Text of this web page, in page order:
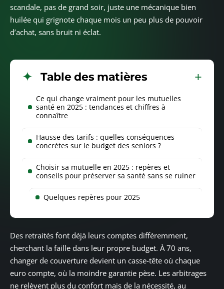
scandale, pas de grand soir, juste une mécanique bien
huilée qui grignote chaque mois un peu plus de pouvoir
d’achat, sans bruit ni éclat.
Table des matières
Ce qui change vraiment pour les mutuelles
santé en 2025 : tendances et chiffres à
connaître
Hausse des tarifs : quelles conséquences
concrètes sur le budget des seniors ?
Choisir sa mutuelle en 2025 : repères et
conseils pour préserver sa santé sans se ruiner
Quelques repères pour 2025
Des retraités font déjà leurs comptes différemment,
cherchant la faille dans leur propre budget. À 70 ans,
changer de couverture devient un casse-tête où chaque
euro compte, où la moindre garantie pèse. Les arbitrages
ne relèvent plus du confort mais de la nécessité, au